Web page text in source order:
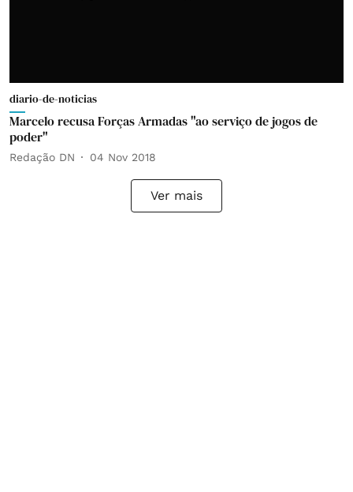
diario-de-noticias
Marcelo recusa Forças Armadas "ao serviço de jogos de
poder"
Redação DN 04 Nov 2018
Ver mais